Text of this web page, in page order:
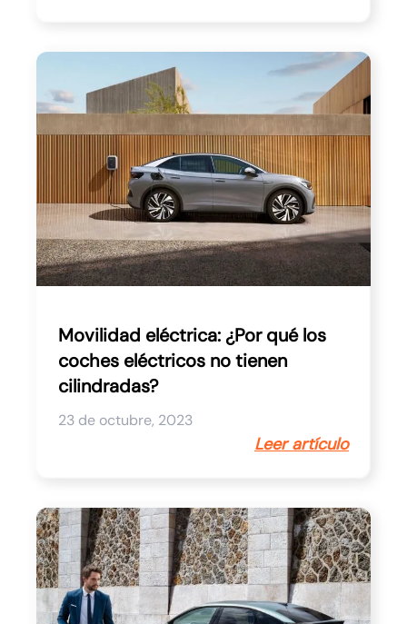
Movilidad eléctrica: ¿Por qué los
coches eléctricos no tienen
cilindradas?
23 de octubre, 2023
Leer artículo